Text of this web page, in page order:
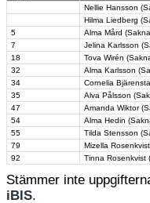
Nellie Hansson
Hilma Liedberg
5
Alma Mård
7
Jelina Karlsson
18
Tova Wirén
32
Alma Karlsson
34
Cornelia
35
Alva Pålsson
47
Amanda Wiktor
54
Alma Hedin
55
Tilda Stensson
79
Mizella
92
Tinna Rosenkvist
Stämmer inte
iBIS.